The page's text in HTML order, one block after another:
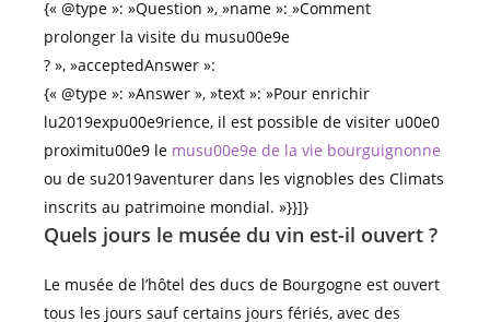
{« @type »: »Question », »name »: »Comment
prolonger la visite du musu00e9e
? », »acceptedAnswer »:
{« @type »: »Answer », »text »: »Pour enrichir
lu2019expu00e9rience, il est possible de visiter u00e0
proximitu00e9 le musu00e9e de la vie bourguignonne
ou de su2019aventurer dans les vignobles des Climats
inscrits au patrimoine mondial. »}}]}
Quels jours le musée du vin est-il ouvert ?
Le musée de l’hôtel des ducs de Bourgogne est ouvert
tous les jours sauf certains jours fériés, avec des